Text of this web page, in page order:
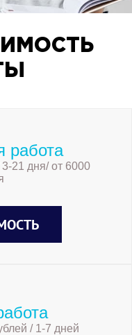
работа
21 дня/ от 6000
/ 1-7 дней